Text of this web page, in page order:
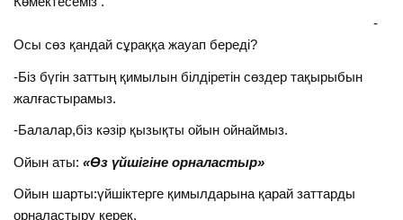
-
Осы сөз қандай сұраққа жауап береді?
-Біз бүгін заттың қимылын білдіретін сөздер тақырыбын
жалғастырамыз.
-Балалар,біз кәзір қызықты ойын ойнаймыз.
Ойын аты:«Өз үйшігіне орналастыр»
Ойын шарты:үйшіктерге қимылдарына қарай заттарды
орналастыру керек.